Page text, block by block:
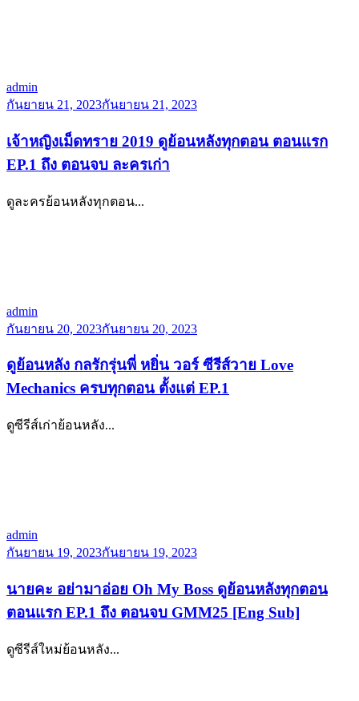
admin
กันยายน 21, 2023กันยายน 21, 2023
เจ้าหญิงเม็ดทราย 2019 ดูย้อนหลังทุกตอน ตอนแรก
EP.1 ถึง ตอนจบ ละครเก่า
ดูละครย้อนหลังทุกตอน...
admin
กันยายน 20, 2023กันยายน 20, 2023
ดูย้อนหลัง กลรักรุ่นพี่ หยิ่น วอร์ ซีรีส์วาย Love
Mechanics ครบทุกตอน ตั้งแต่ EP.1
ดูซีรีส์เก่าย้อนหลัง...
admin
กันยายน 19, 2023กันยายน 19, 2023
นายคะ อย่ามาอ่อย Oh My Boss ดูย้อนหลังทุกตอน
ตอนแรก EP.1 ถึง ตอนจบ GMM25 [Eng Sub]
ดูซีรีส์ใหม่ย้อนหลัง...